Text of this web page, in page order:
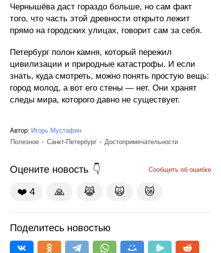
Чернышёва даст гораздо больше, но сам факт
того, что часть этой древности открыто лежит
прямо на городских улицах, говорит сам за себя.
Петербург полон камня, который пережил
цивилизации и природные катастрофы. И если
знать, куда смотреть, можно понять простую вещь:
город молод, а вот его стены — нет. Они хранят
следы мира, которого давно не существует.
Автор: Игорь Мустафин
Полезное
Санкт-Петербург Достопримечательности
Оцените новость Сообщить об ошибке
❤️ 4 🙏 😹 🙀 😿
Поделитесь новостью